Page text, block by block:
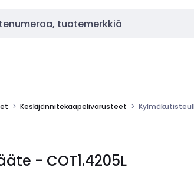
Keskijännitekaapelivarusteet
- COT1.4205L